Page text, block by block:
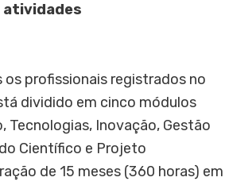
atividades
profissionais registrados no
dividido em cinco módulos
Tecnologias, Inovação, Gestão
Científico e Projeto
de 15 meses (360 horas) em